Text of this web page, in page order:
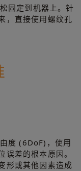
固定到机器上。针
，直接使用螺纹孔
度 (6DoF)，使用
差的根本原因。
形或其他因素造成